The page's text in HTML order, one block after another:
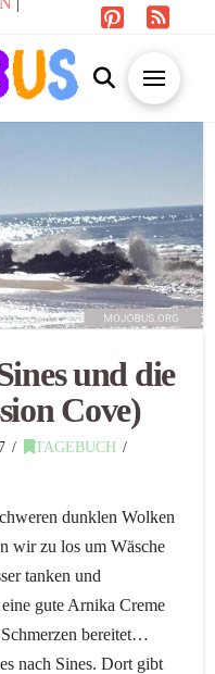
und die
Cove)
TAGEBUCH
dunklen Wolken
wir zu los um Wäsche
tanken und
gute Arnika Creme
bereitet…
nach Sines. Dort gibt